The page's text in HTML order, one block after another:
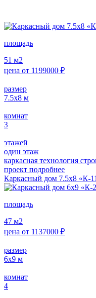
площадь
51 м2
цена от 1199000 ₽
размер
7.5х8 м
комнат
3
этажей
один этаж
каркасная технология
проект подробнее
Каркасный дом 7.5х8 «К-
площадь
47 м2
цена от 1137000 ₽
размер
6х9 м
комнат
4